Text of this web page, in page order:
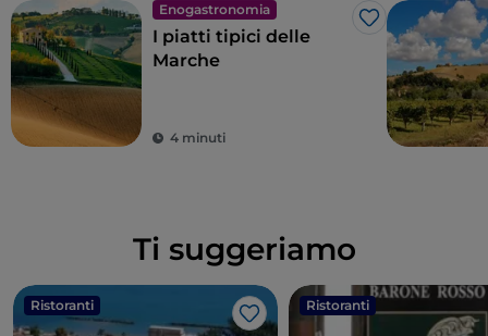
Enogastronomia
Like
I piatti tipici delle
Marche
4 minuti
Ti suggeriamo
Ristoranti
Like
Ristoranti